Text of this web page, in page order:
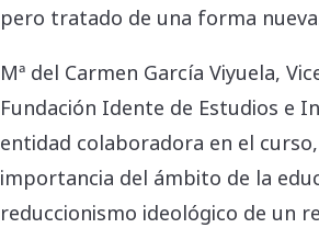
pero tratado de una forma
Mª del Carmen García Viyuela,
Fundación Idente de Estudios e
entidad colaboradora en el
importancia del ámbito de la
reduccionismo ideológico de un